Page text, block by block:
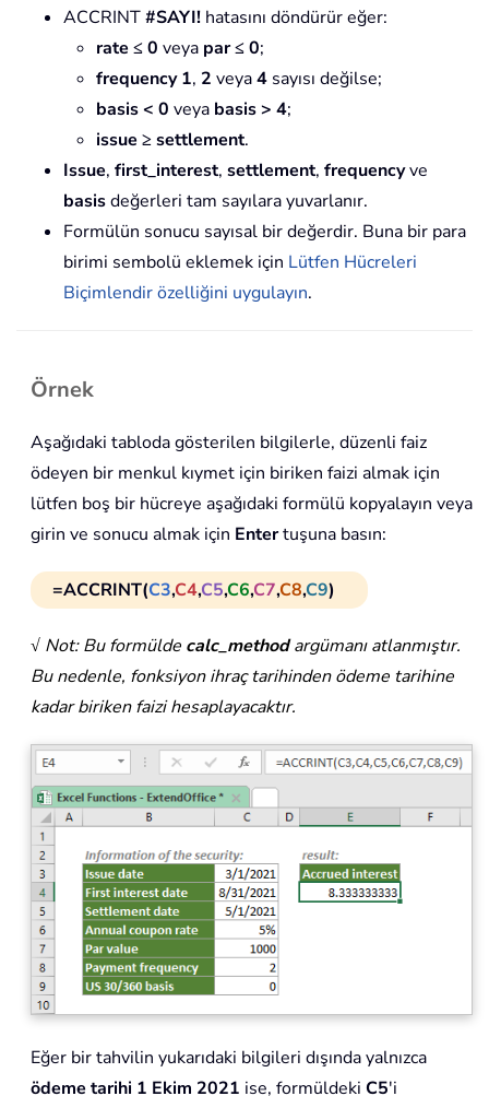
ACCRINT#SAYI! hatasını döndürür eğer:
rate ≤ 0 veya par ≤ 0;
frequency 1, 2 veya4 sayısı değilse;
basis < 0 veya basis > 4;
issue ≥ settlement.
Issue, first_interest, settlement, frequencyve
basisdeğerleri tam sayılara yuvarlanır.
Formülün sonucu sayısal bir değerdir. Buna bir para
birimi sembolü eklemek için Lütfen Hücreleri
Biçimlendir özelliğini uygulayın.
Örnek
Aşağıdaki tabloda gösterilen bilgilerle, düzenli faiz
ödeyen bir menkul kıymet için biriken faizi almak için
lütfen boş bir hücreye aşağıdaki formülü kopyalayın veya
girin ve sonucu almak için Entertuşuna basın:
=ACCRINT(C3,C4,C5,C6,C7,C8,C9)
√ Not: Bu formülde calc_methodargümanı atlanmıştır.
Bu nedenle, fonksiyon ihraç tarihinden ödeme tarihine
kadar biriken faizi hesaplayacaktır.
Eğer bir tahvilin yukarıdaki bilgileri dışında yalnızca
ödeme tarihi 1 Ekim 2021 ise, formüldeki C5'i